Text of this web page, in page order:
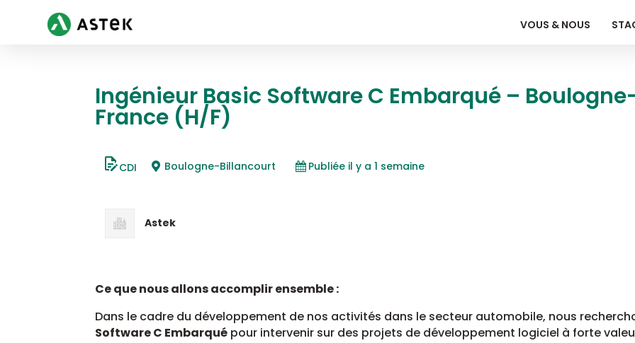
VOUS & NOUS
Ingénieur Basic Software C Embarqué –
France (H/F)
CDI Boulogne-Billancourt Publiée il y a 1 semaine
Astek
Ce que nous allons accomplir ensemble :
Dans le cadre du développement de nos activités dans le secteur automobile, nous
Software C Embarqué pour intervenir sur des projets de développement logiciel à forte